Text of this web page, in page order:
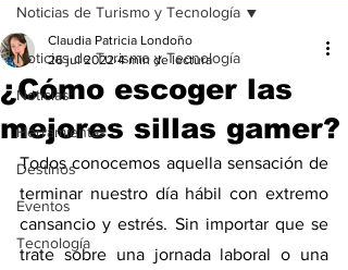
Noticias de Turismo y Tecnología
Noticias
Herramientas
Destinos
Eventos
Tecnología
Noticias de Turismo y Tecnología
¿Cómo escoger las
mejores sillas gamer?
Claudia Patricia Londoño
26 jul 2022 4 min de lectura
Todos conocemos aquella sensación de
terminar nuestro día hábil con extremo
cansancio y estrés. Sin importar que se
trate sobre una jornada laboral o una